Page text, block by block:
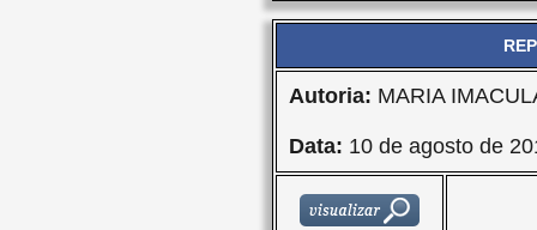
Autoria: MARIA
Data: 10 de agosto de